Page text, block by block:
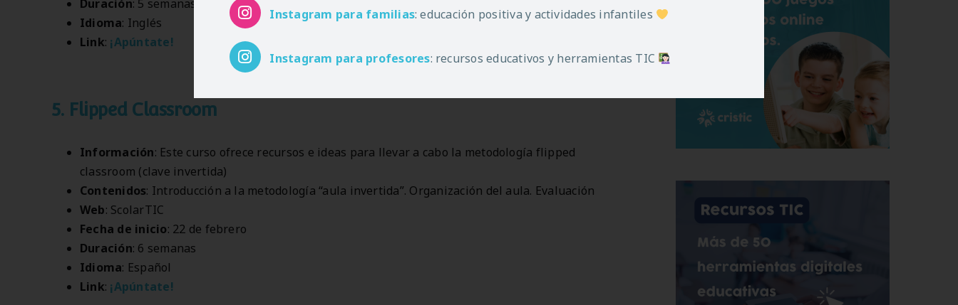
Duración: 5 semanas
Idioma: Inglés
Link: ¡Apúntate!
5. Flipped Classroom
Información: Este curso ofrece recursos e ideas para llevar a cabo la metodología flipped
classroom (clave invertida)
Contenidos: Introducción a la metodología “aula invertida”. Organización del aula. Evaluación
Web: ScolarTIC
Fecha de inicio: 22 de febrero
Duración: 6 semanas
Idioma: Español
Link: ¡Apúntate!
Instagram para familias: educación positiva y actividades infantiles
Instagram para profesores: recursos educativos y herramientas TIC